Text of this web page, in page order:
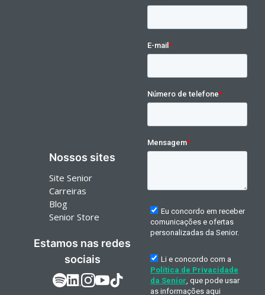
Nossos sites
Site Senior
Carreiras
Blog
Senior Store
Estamos nas redes
sociais